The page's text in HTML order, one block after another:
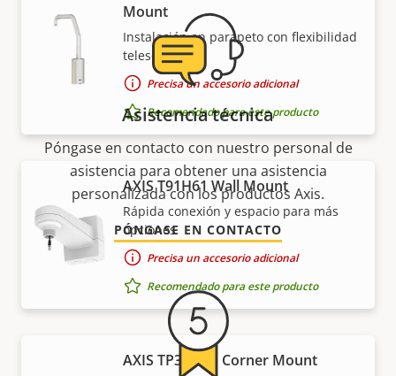
Mount
Instalación en parapeto con flexibilidad
telescópica
Precisa un accesorio adicional
Recomendado para este producto
AXIS T91H61 Wall Mount
Rápida conexión y espacio para más
opciones
Precisa un accesorio adicional
Recomendado para este producto
AXIS TP3302-E Corner Mount
Asistencia técnica
Póngase en contacto con nuestro personal de
asistencia para obtener una asistencia
personalizada con los productos Axis.
PÓNGASE EN CONTACTO